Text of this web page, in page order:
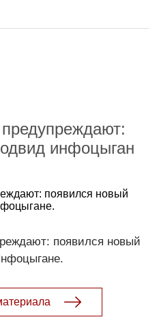
инфоцыган
появился новый
появился новый